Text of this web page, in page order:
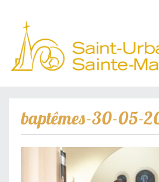
baptêmes-30-05-